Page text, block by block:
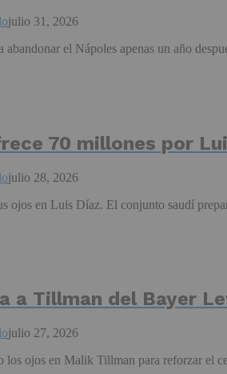
julio 31, 2026
el Nápoles apenas un año
70 millones por
julio 28, 2026
ojos en Luis Díaz. El conjunto saudí
a Tillman del Bayer
julio 27, 2026
los ojos en Malik Tillman para reforzar el